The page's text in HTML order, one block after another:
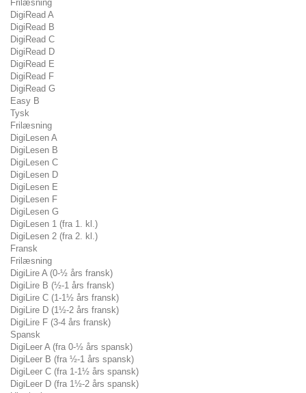
Frilæsning
DigiRead A
DigiRead B
DigiRead C
DigiRead D
DigiRead E
DigiRead F
DigiRead G
Easy B
Tysk
Frilæsning
DigiLesen A
DigiLesen B
DigiLesen C
DigiLesen D
DigiLesen E
DigiLesen F
DigiLesen G
DigiLesen 1 (fra 1. kl.)
DigiLesen 2 (fra 2. kl.)
Fransk
Frilæsning
DigiLire A (0-½ års fransk)
DigiLire B (½-1 års fransk)
DigiLire C (1-1½ års fransk)
DigiLire D (1½-2 års fransk)
DigiLire F (3-4 års fransk)
Spansk
DigiLeer A (fra 0-½ års spansk)
DigiLeer B (fra ½-1 års spansk)
DigiLeer C (fra 1-1½ års spansk)
DigiLeer D (fra 1½-2 års spansk)